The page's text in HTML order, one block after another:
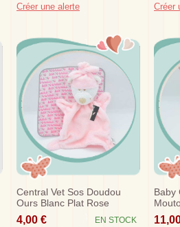
Créer une alerte Créer
Central Vet Sos Doudou
Ours Blanc Plat Rose
4,00 € EN STOCK
Baby
Soleil